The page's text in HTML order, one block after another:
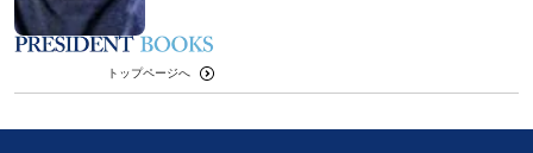
トップページへ